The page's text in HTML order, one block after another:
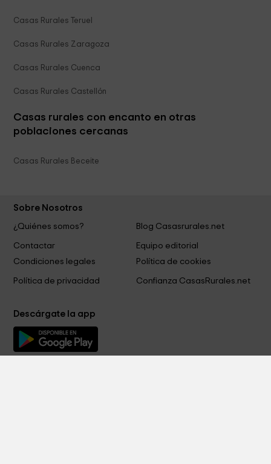
Casas Rurales Teruel
Casas Rurales Zaragoza
Casas Rurales Cuenca
Casas Rurales Castellón
Casas rurales con encanto en otras
poblaciones cercanas
Casas Rurales Beceite
Sobre Nosotros
¿Quiénes somos?
Blog Casasrurales.net
Contactar
Equipo editorial
Condiciones legales
Política de cookies
Política de privacidad Confianza CasasRurales.net
Descárgate la app